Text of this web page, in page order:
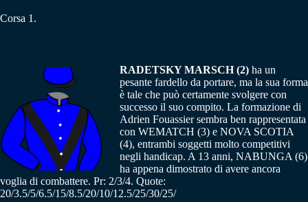
Corsa 1.
RADETSKY MARSCH (2) ha un
pesante fardello da portare, ma la sua forma
è tale che può certamente svolgere con
successo il suo compito. La formazione di
Adrien Fouassier sembra ben rappresentata
con WEMATCH (3) e NOVA SCOTIA
(4), entrambi soggetti molto competitivi
negli handicap. A 13 anni, NABUNGA (6)
ha appena dimostrato di avere ancora
voglia di combattere. Pr: 2/3/4. Quote:
20/3.5/5/6.5/15/8.5/20/10/12.5/25/30/25/